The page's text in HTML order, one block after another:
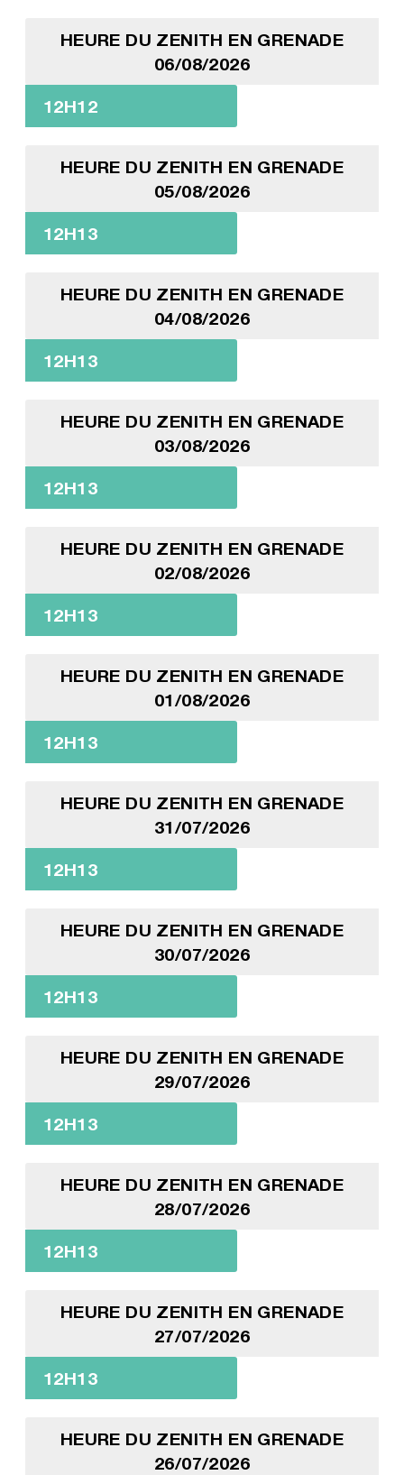
HEURE DU ZENITH EN GRENADE
06/08/2026
12H12
HEURE DU ZENITH EN GRENADE
05/08/2026
12H13
HEURE DU ZENITH EN GRENADE
04/08/2026
12H13
HEURE DU ZENITH EN GRENADE
03/08/2026
12H13
HEURE DU ZENITH EN GRENADE
02/08/2026
12H13
HEURE DU ZENITH EN GRENADE
01/08/2026
12H13
HEURE DU ZENITH EN GRENADE
31/07/2026
12H13
HEURE DU ZENITH EN GRENADE
30/07/2026
12H13
HEURE DU ZENITH EN GRENADE
29/07/2026
12H13
HEURE DU ZENITH EN GRENADE
28/07/2026
12H13
HEURE DU ZENITH EN GRENADE
27/07/2026
12H13
HEURE DU ZENITH EN GRENADE
26/07/2026